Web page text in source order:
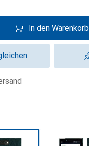
In den Warenkorb